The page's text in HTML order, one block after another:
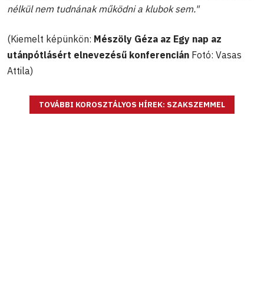
nélkül nem tudnának működni a klubok sem."
(Kiemelt képünkön: Mészöly Géza az Egy nap az
utánpótlásért elnevezésű konferencián Fotó: Vasas
Attila)
TOVÁBBI KOROSZTÁLYOS HÍREK: SZAKSZEMMEL